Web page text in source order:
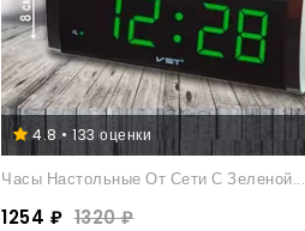
4.8 • 133 оценки
Часы Настольные От Сети С Зеленой...
1254 ₽ 1320 ₽